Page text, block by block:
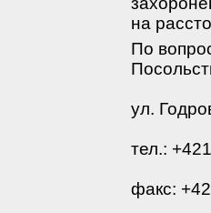
на
По
ул.
тел.:
факс: